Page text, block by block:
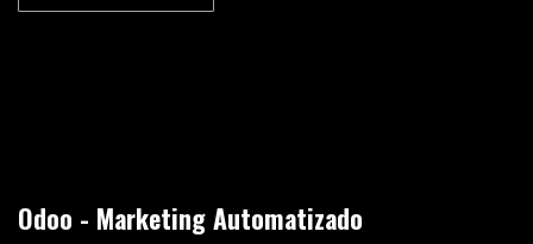
Odoo - Marketing Automatizado